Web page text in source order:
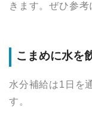
きます。ぜひ参考
こまめに水を
水分補給は1日を
す。